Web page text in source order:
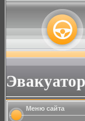
Меню сайта